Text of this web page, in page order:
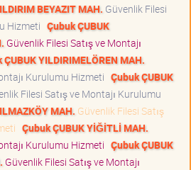
BEYAZIT MAH. Güvenlik Filesi
Hizmeti Çubuk ÇUBUK
Güvenlik Filesi Satış ve Montajı
ÇUBUK YILDIRIMELÖREN MAH.
Kurulumu Hizmeti Çubuk ÇUBUK
Filesi Satış ve Montajı Kurulumu
MAH. Güvenlik Filesi Satış
Çubuk ÇUBUK YİĞİTLİ MAH.
Kurulumu Hizmeti Çubuk ÇUBUK
Güvenlik Filesi Satış ve Montajı